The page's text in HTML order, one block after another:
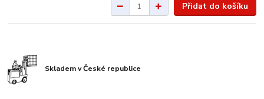
Přidat do košíku
Skladem v České republice